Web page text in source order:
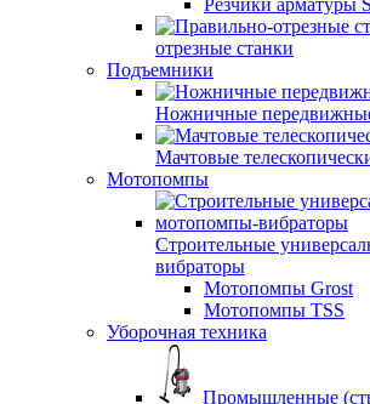
Резчики арматуры
отрезные станки
Подъемники
Ножничные
Мачтовые
Мотопомпы
Строительные
вибраторы
Мотопомпы Grost
Мотопомпы TSS
Уборочная техника
Промышленные